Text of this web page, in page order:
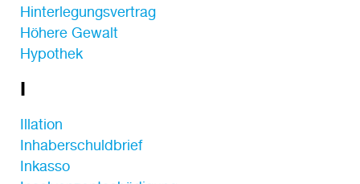
Hinterlegungsvertrag
Höhere Gewalt
Hypothek
I
Illation
Inhaberschuldbrief
Inkasso